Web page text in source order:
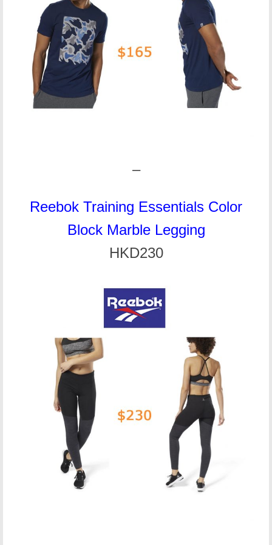
–
Reebok Training Essentials Color
Block Marble Legging
HKD230